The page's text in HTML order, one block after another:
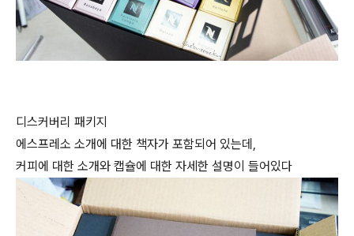
디스커버리 패키지
에스프레소 소개에 대한 책자가 포함되어 있는데,
커피에 대한 소개와 캡슐에 대한 자세한 설명이 들어있다